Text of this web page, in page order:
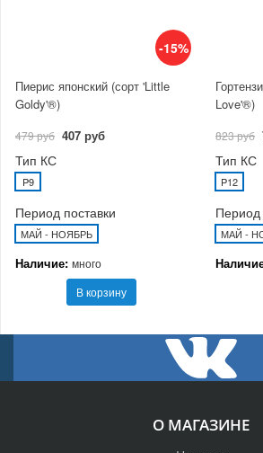
-15%
Пиерис японский (сорт 'Little
Goldy'®)
479 руб 407 руб
Тип КС
P9
Период поставки
МАЙ - НОЯБРЬ
Наличие: много
В корзину
Love'®)
823 руб
Тип КС
P12
Период
МАЙ -
О МАГАЗИНЕ